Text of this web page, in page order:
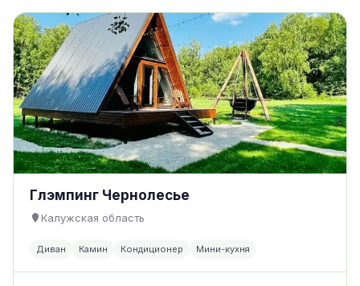
Глэмпинг Чернолесье
Калужская область
Диван Камин Кондиционер Мини-кухня